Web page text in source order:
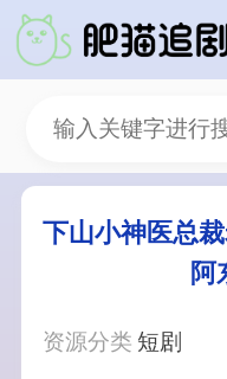
下山小神医总
阿
资源分类 短剧